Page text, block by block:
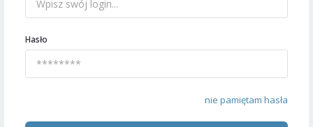
Hasło
nie pamiętam hasła